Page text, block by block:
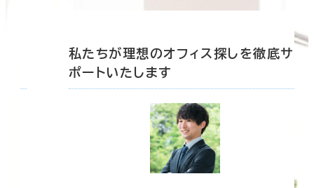
私たちが理想のオフィス探しを徹底サ
ポートいたします